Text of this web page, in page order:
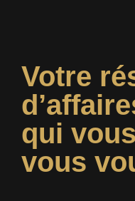
Votre
qui
vous